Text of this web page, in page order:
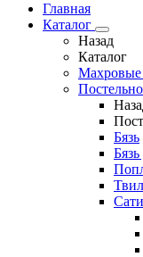
Главная
Каталог
Назад
Каталог
Махровые
Бязь
Бязь